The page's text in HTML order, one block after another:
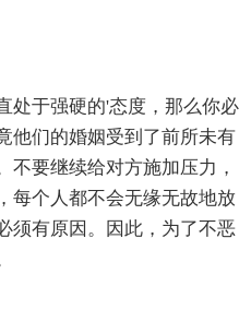
处于强硬的'态度，那么你必
他们的婚姻受到了前所未有
不要继续给对方施加压力，
每个人都不会无缘无故地放
须有原因。因此，为了不恶